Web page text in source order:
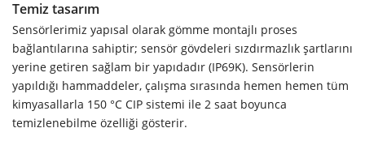
Temiz tasarım
Sensörlerimiz yapısal olarak gömme montajlı proses
bağlantılarına sahiptir; sensör gövdeleri sızdırmazlık şartlarını
yerine getiren sağlam bir yapıdadır (IP69K). Sensörlerin
yapıldığı hammaddeler, çalışma sırasında hemen hemen tüm
kimyasallarla 150 °C CIP sistemi ile 2 saat boyunca
temizlenebilme özelliği gösterir.